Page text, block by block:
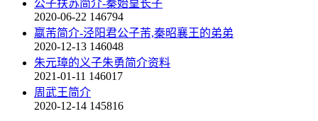
公子扶苏简介-秦始皇长子
2020-06-22 146794
嬴芾简介-泾阳君公子芾,秦昭襄王的弟弟
2020-12-13 146048
朱元璋的义子朱勇简介资料
2021-01-11 146017
周武王简介
2020-12-14 145816